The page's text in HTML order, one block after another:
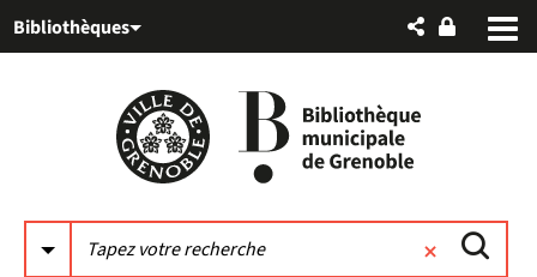
au
auBibliothèques